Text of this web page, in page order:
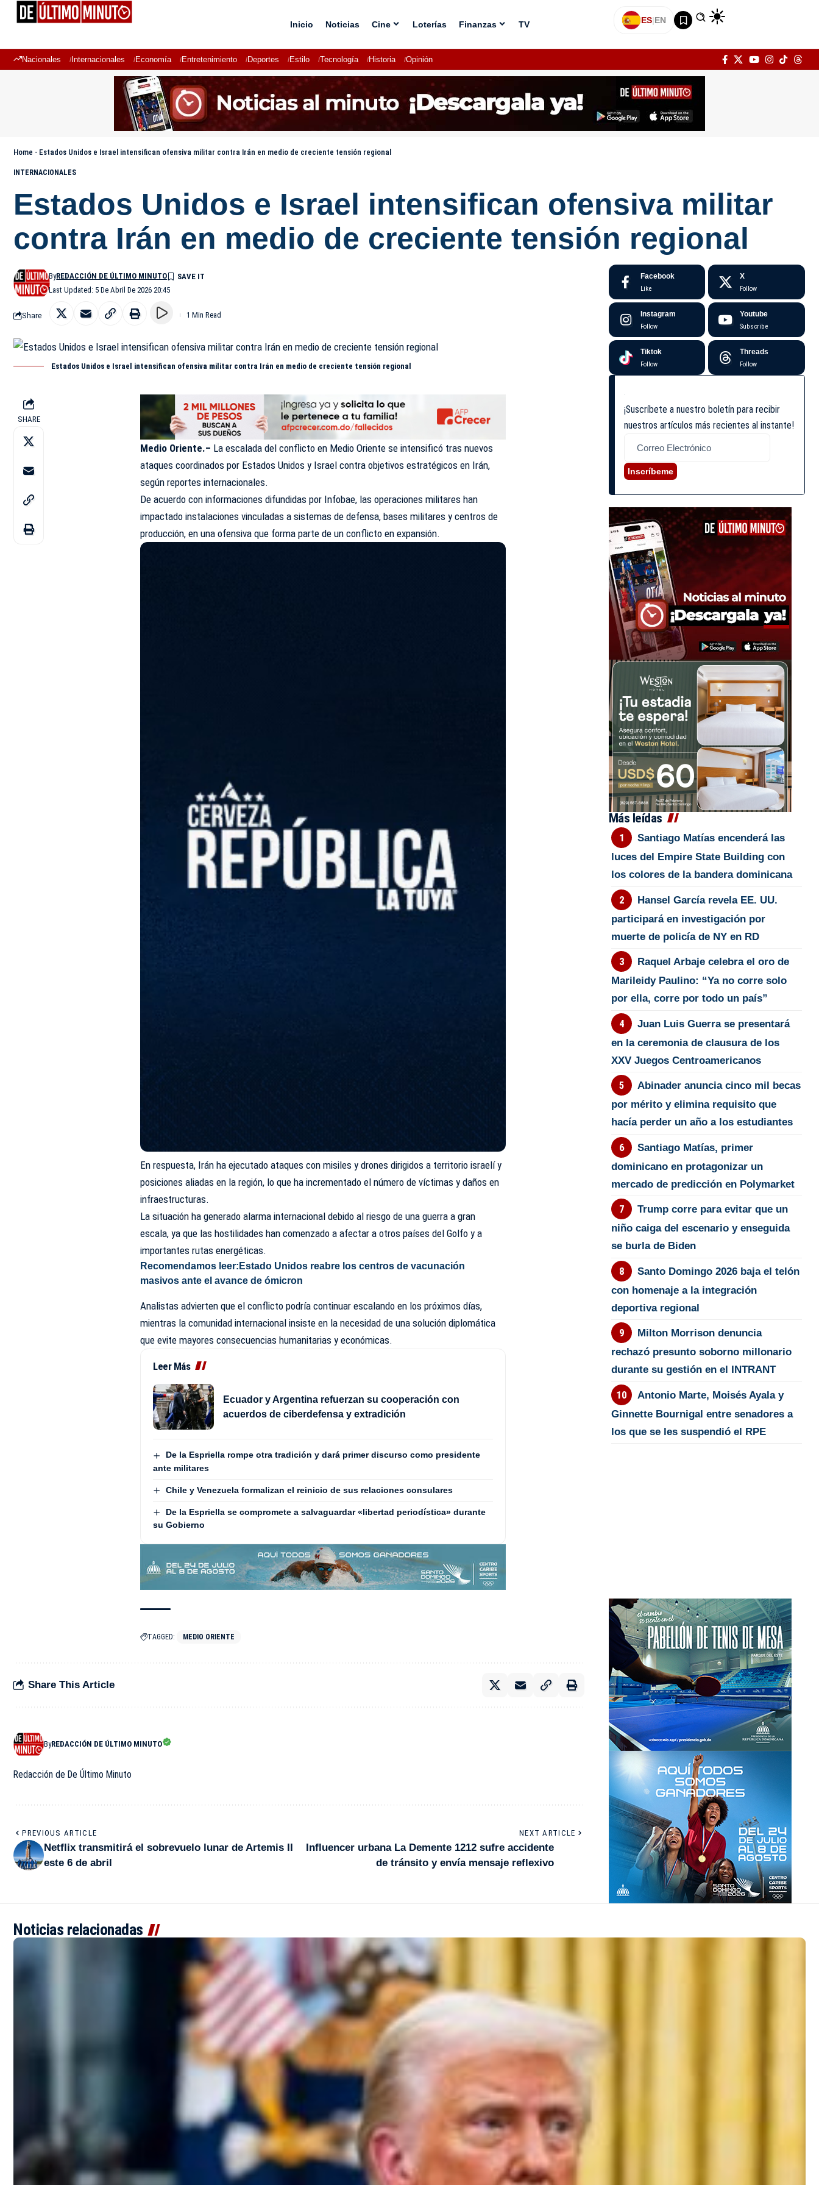
Inicio Noticias Cine Loterías Finanzas TV ES|EN
Nacionales Internacionales Economía Entretenimiento Deportes Estilo Tecnología Historia Opinión
Home - Estados Unidos e Israel intensifican ofensiva militar contra Irán en medio de creciente tensión regional
INTERNACIONALES
Estados Unidos e Israel intensifican ofensiva militar
contra Irán en medio de creciente tensión regional
Last Updated: 5 De Abril De 2026 20:45
ByREDACCIÓN DE ÚLTIMO MINUTO
Share 1 Min Read
Estados Unidos e Israel intensifican ofensiva militar contra Irán en medio de creciente tensión regional
SHARE
Medio Oriente.– La escalada del conflicto en Medio Oriente se intensificó tras nuevos
ataques coordinados por Estados Unidos y Israel contra objetivos estratégicos en Irán,
según reportes internacionales.
De acuerdo con informaciones difundidas por Infobae, las operaciones militares han
impactado instalaciones vinculadas a sistemas de defensa, bases militares y centros de
producción, en una ofensiva que forma parte de un conflicto en expansión.
En respuesta, Irán ha ejecutado ataques con misiles y drones dirigidos a territorio israelí y
posiciones aliadas en la región, lo que ha incrementado el número de víctimas y daños en
infraestructuras.
La situación ha generado alarma internacional debido al riesgo de una guerra a gran
escala, ya que las hostilidades han comenzado a afectar a otros países del Golfo y a
importantes rutas energéticas.
Recomendamos leer: Estado Unidos reabre los centros de vacunación
masivos ante el avance de ómicron
Analistas advierten que el conflicto podría continuar escalando en los próximos días,
mientras la comunidad internacional insiste en la necesidad de una solución diplomática
que evite mayores consecuencias humanitarias y económicas.
Leer Más
Ecuador y Argentina refuerzan su cooperación con
acuerdos de ciberdefensa y extradición
De la Espriella rompe otra tradición y dará primer discurso como presidente
ante militares
Chile y Venezuela formalizan el reinicio de sus relaciones consulares
De la Espriella se compromete a salvaguardar «libertad periodística» durante
su Gobierno
TAGGED: MEDIO ORIENTE
Share This Article
ByREDACCIÓN DE ÚLTIMO MINUTO
Redacción de De Último Minuto
PREVIOUS ARTICLE
Netflix transmitirá el sobrevuelo lunar de Artemis II
este 6 de abril
NEXT ARTICLE
Influencer urbana La Demente 1212 sufre accidente
de tránsito y envía mensaje reflexivo
Facebook
Like
X
Follow
Instagram
Follow
Youtube
Subscribe
Tiktok
Follow
Threads
Follow
¡Suscríbete a nuestro boletín para recibir
nuestros artículos más recientes al instante!
Inscríbeme
Más leídas
Santiago Matías encenderá las
luces del Empire State Building con
los colores de la bandera dominicana
Hansel García revela EE. UU.
participará en investigación por
muerte de policía de NY en RD
Raquel Arbaje celebra el oro de
Marileidy Paulino: “Ya no corre solo
por ella, corre por todo un país”
Juan Luis Guerra se presentará
en la ceremonia de clausura de los
XXV Juegos Centroamericanos
Abinader anuncia cinco mil becas
por mérito y elimina requisito que
hacía perder un año a los estudiantes
Santiago Matías, primer
dominicano en protagonizar un
mercado de predicción en Polymarket
Trump corre para evitar que un
niño caiga del escenario y enseguida
se burla de Biden
Santo Domingo 2026 baja el telón
con homenaje a la integración
deportiva regional
Milton Morrison denuncia
rechazó presunto soborno millonario
durante su gestión en el INTRANT
Antonio Marte, Moisés Ayala y
Ginnette Bournigal entre senadores a
los que se les suspendió el RPE
Noticias relacionadas